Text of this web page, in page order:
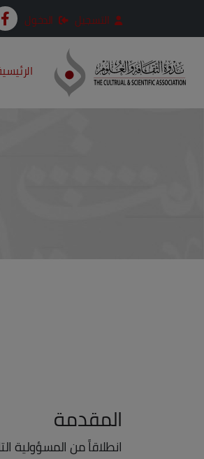
التسجيل الدخول
المقدمة
انطلاقاً من المسؤولية